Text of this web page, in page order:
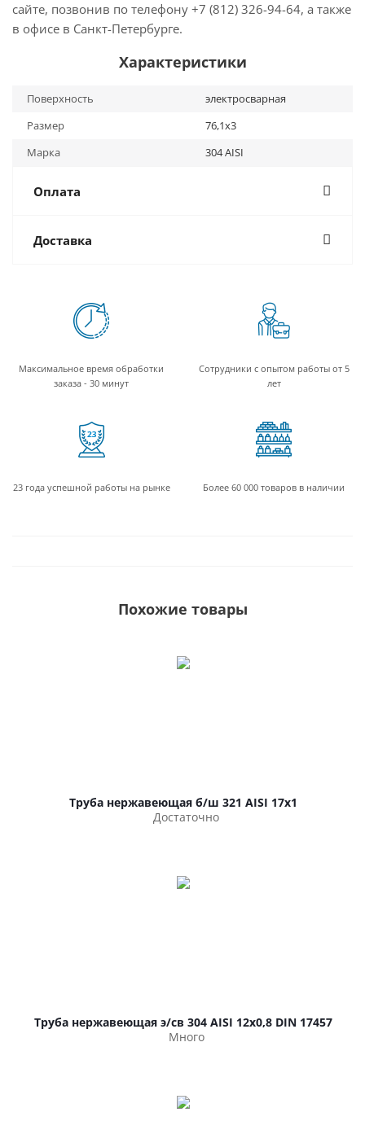
сайте, позвонив по телефону +7 (812) 326-94-64, а также
в офисе в Санкт-Петербурге.
Характеристики
Поверхность
электросварная
Размер
76,1х3
Марка
304 AISI
Оплата
Доставка
Максимальное время обработки
заказа - 30 минут
Сотрудники с опытом работы от 5
лет
23 года успешной работы на рынке Более 60 000 товаров в наличии
Похожие товары
Труба нержавеющая б/ш 321 AISI 17х1
Достаточно
Труба нержавеющая э/св 304 AISI 12х0,8 DIN 17457
Много